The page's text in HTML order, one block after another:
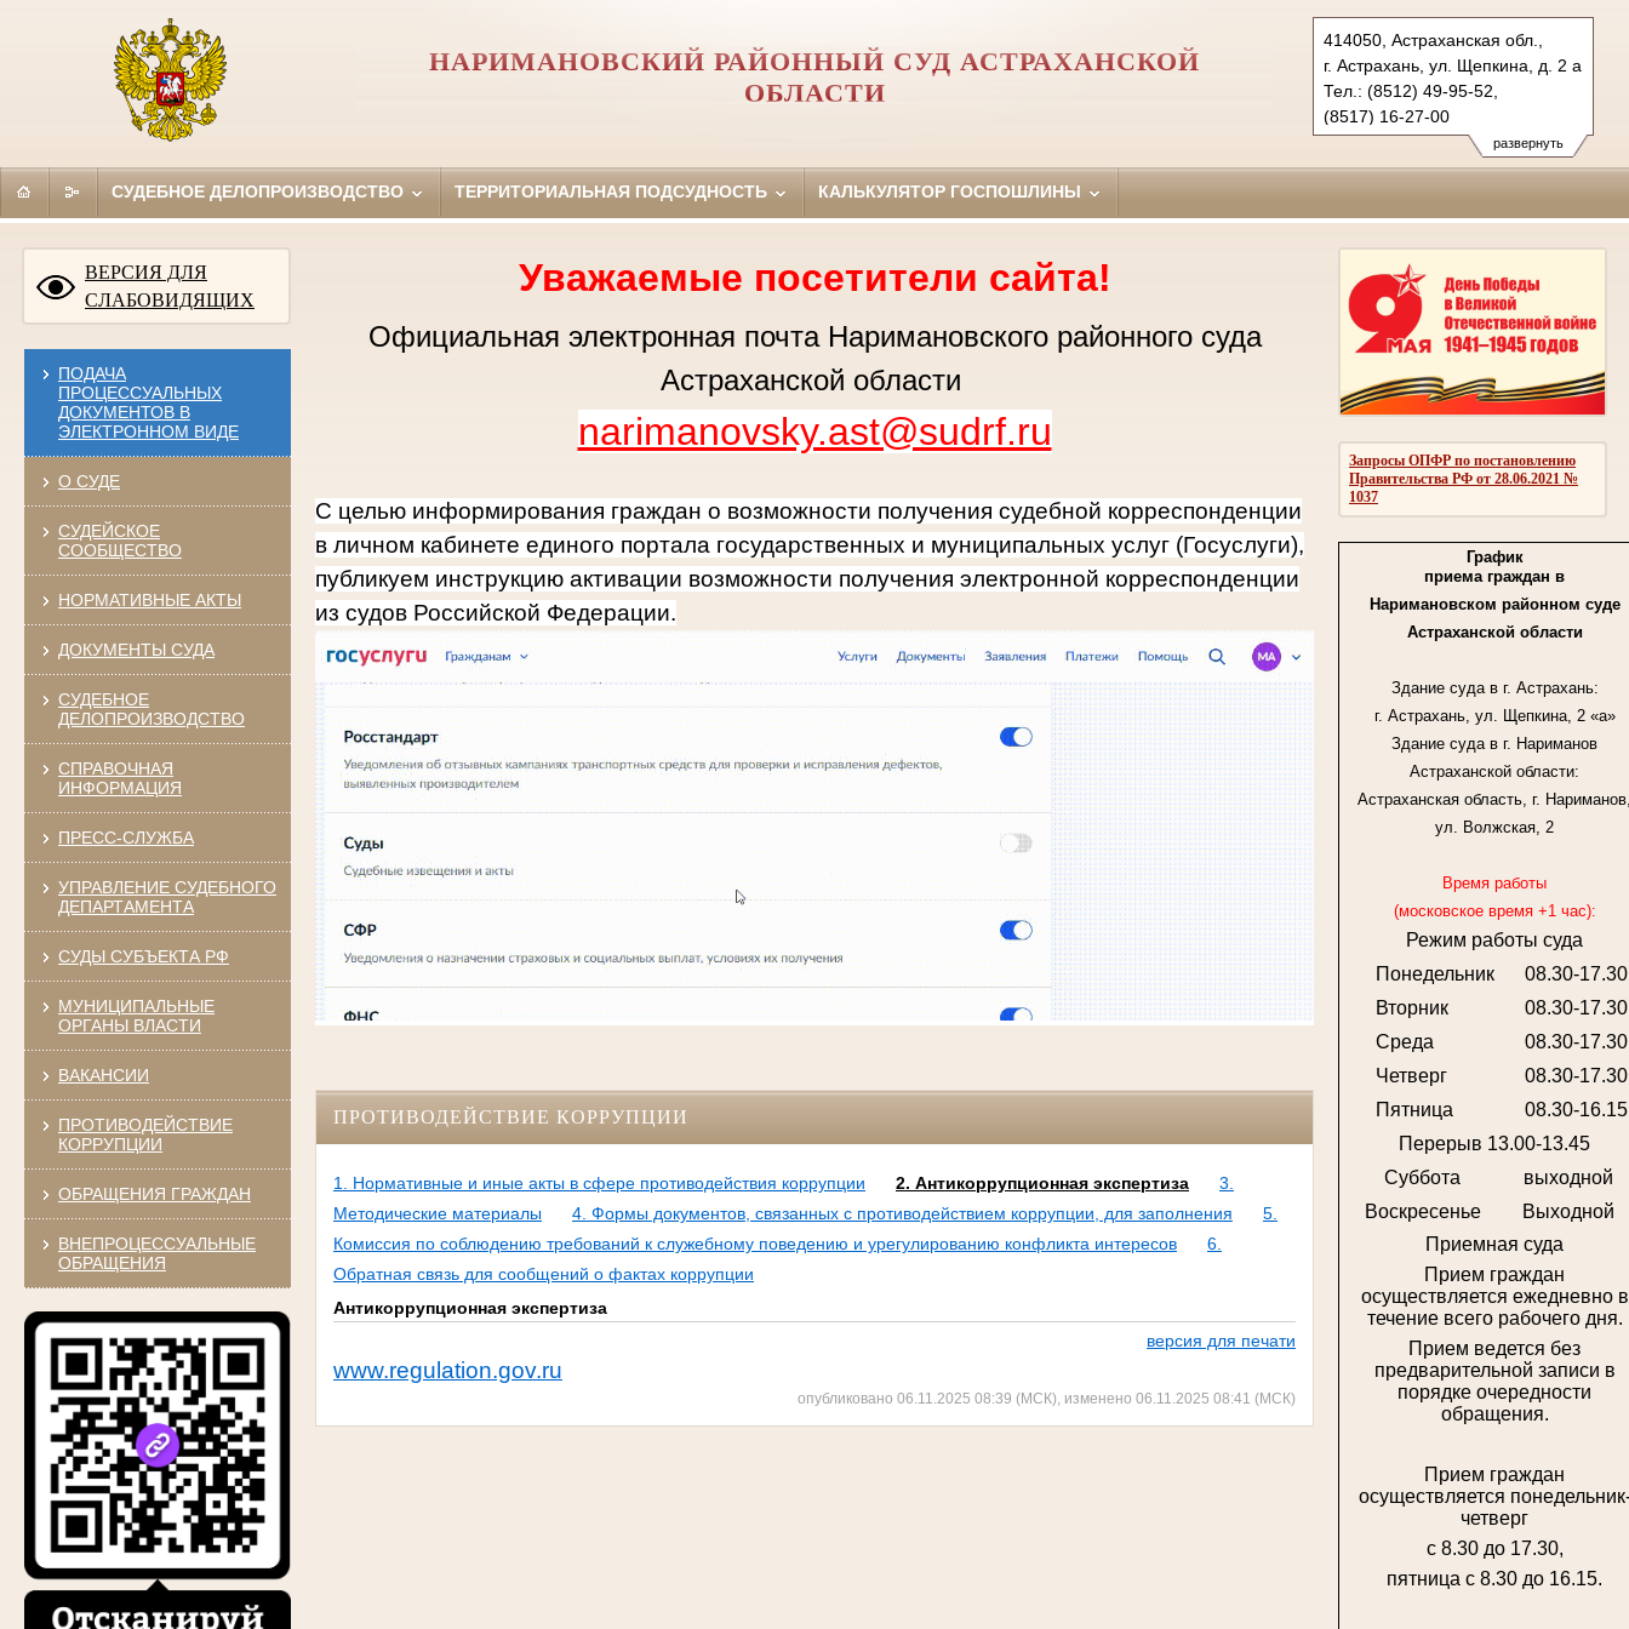
развернуть
414050, Астраханская обл.,
г. Астрахань, ул. Щепкина, д. 2 а
Тел.: (8512) 49-95-52,
(8517) 16-27-00
narimanovsky.ast@sudrf.ru
НАРИМАНОВСКИЙ РАЙОННЫЙ СУД АСТРАХАНСКОЙ
ОБЛАСТИ
СУДЕБНОЕ ДЕЛОПРОИЗВОДСТВО ТЕРРИТОРИАЛЬНАЯ ПОДСУДНОСТЬ КАЛЬКУЛЯТОР ГОСПОШЛИНЫ
ВЕРСИЯ ДЛЯ
СЛАБОВИДЯЩИХ
ПОДАЧА
ПРОЦЕССУАЛЬНЫХ
ДОКУМЕНТОВ В
ЭЛЕКТРОННОМ ВИДЕ
О СУДЕ
СУДЕЙСКОЕ
СООБЩЕСТВО
НОРМАТИВНЫЕ АКТЫ
ДОКУМЕНТЫ СУДА
СУДЕБНОЕ
ДЕЛОПРОИЗВОДСТВО
СПРАВОЧНАЯ
ИНФОРМАЦИЯ
ПРЕСС-СЛУЖБА
УПРАВЛЕНИЕ СУДЕБНОГО
ДЕПАРТАМЕНТА
СУДЫ СУБЪЕКТА РФ
МУНИЦИПАЛЬНЫЕ
ОРГАНЫ ВЛАСТИ
ВАКАНСИИ
ПРОТИВОДЕЙСТВИЕ
КОРРУПЦИИ
ОБРАЩЕНИЯ ГРАЖДАН
ВНЕПРОЦЕССУАЛЬНЫЕ
ОБРАЩЕНИЯ
Запросы ОПФР по постановлению
Правительства РФ от 28.06.2021 №
1037
График
приема граждан в
Наримановском районном суде
Астраханской области
Здание суда в г. Астрахань:
г. Астрахань, ул. Щепкина, 2 «а»
Здание суда в г. Нариманов
Астраханской области:
Астраханская область, г.
ул. Волжская, 2
Время работы
(московское время +1 час):
Режим работы суда
Понедельник
08.30-17.30
Вторник
08.30-17.30
Среда
08.30-17.30
Четверг
08.30-17.30
Пятница
08.30-16.15
Перерыв 13.00-13.45
Суббота
выходной
Воскресенье
Выходной
Приемная суда
Прием граждан
осуществляется ежедневно в
течение всего рабочего дня.
Прием ведется без
предварительной записи в
порядке очередности
обращения.
Прием граждан
осуществляется
четверг
с 8.30 до 17.30,
пятница с 8.30 до 16.15.
Уважаемые посетители сайта!
Официальная электронная почта Наримановского районного суда
Астраханской области
narimanovsky.ast@sudrf.ru
С целью информирования граждан о возможности получения судебной корреспонденции
в личном кабинете единого портала государственных и муниципальных услуг (Госуслуги),
публикуем инструкцию активации возможности получения электронной корреспонденции
из судов Российской Федерации.
ПРОТИВОДЕЙСТВИЕ КОРРУПЦИИ
1. Нормативные и иные акты в сфере противодействия коррупции 2. Антикоррупционная экспертиза
3.
Методические материалы
4. Формы документов, связанных с противодействием коррупции, для заполнения
5.
Комиссия по соблюдению требований к служебному поведению и урегулированию конфликта интересов
6.
Обратная связь для сообщений о фактах коррупции
Антикоррупционная экспертиза
версия для печати
www.regulation.gov.ru
опубликовано 06.11.2025 08:39 (МСК), изменено 06.11.2025 08:41 (МСК)